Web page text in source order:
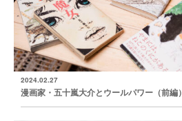
2024.02.27
漫画家・五十嵐大介とウールパワー（前編）